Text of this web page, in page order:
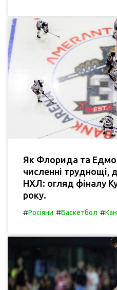
Як Флорида та
численні труднощі,
НХЛ: огляд фіналу
року.
#Росіяни #Баскетбол #